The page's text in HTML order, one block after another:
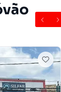
São Paulo. Não